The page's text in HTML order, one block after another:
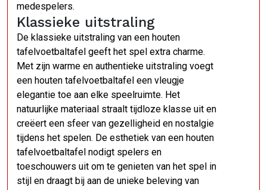
medespelers.
Klassieke uitstraling
De klassieke uitstraling van een houten
tafelvoetbaltafel geeft het spel extra charme.
Met zijn warme en authentieke uitstraling voegt
een houten tafelvoetbaltafel een vleugje
elegantie toe aan elke speelruimte. Het
natuurlijke materiaal straalt tijdloze klasse uit en
creëert een sfeer van gezelligheid en nostalgie
tijdens het spelen. De esthetiek van een houten
tafelvoetbaltafel nodigt spelers en
toeschouwers uit om te genieten van het spel in
stijl en draagt bij aan de unieke beleving van